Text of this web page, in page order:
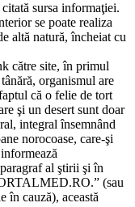
sursa informaţiei.
se poate realiza
altă natură, încheiat cu
către site, în primul
organismul are
că o felie de tort
şi un desert sunt doar
integral însemnând
norocoase, care-şi
al ştirii şi în
(sau
în cauză), această